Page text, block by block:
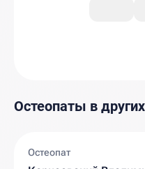
Остеопаты в
Остеопат